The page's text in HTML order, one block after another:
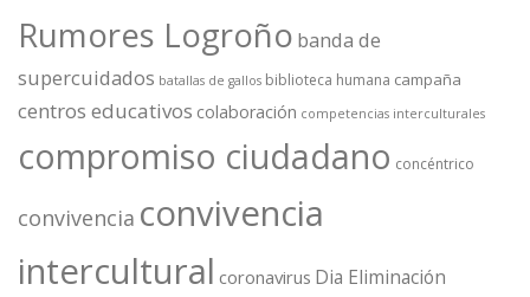
Rumores Logroño banda de
supercuidados batallas de gallos biblioteca humana campaña
centros educativos colaboración competencias interculturales
compromiso ciudadano concéntrico
convivencia convivencia
intercultural coronavirus Dia Eliminación